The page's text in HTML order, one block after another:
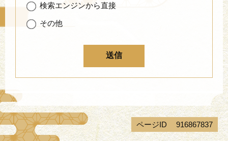
検索エンジンから直接
その他
ページID 916867837